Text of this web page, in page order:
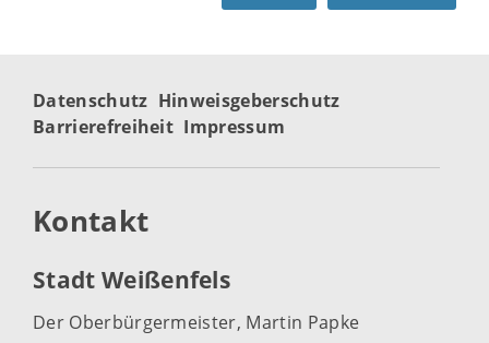
Datenschutz Hinweisgeberschutz
Barrierefreiheit Impressum
Kontakt
Stadt Weißenfels
Der Oberbürgermeister, Martin Papke